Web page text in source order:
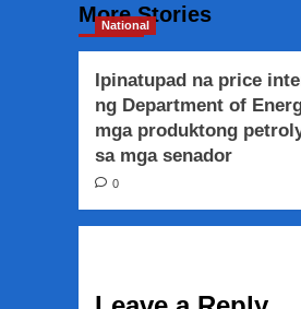
More Stories
National
Ipinatupad na price
ng Department of
mga produktong
sa mga senador
0